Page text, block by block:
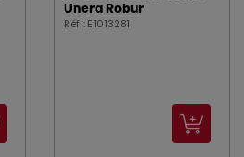
Unera Robur
Réf : E1013281